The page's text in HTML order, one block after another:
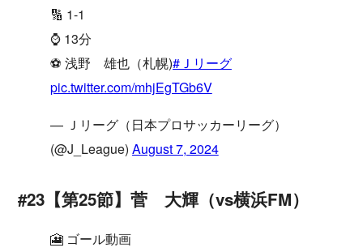
🔢 1-1
⌚️ 13分
⚽️ 浅野 雄也（札幌)#Ｊリーグ
pic.twitter.com/mhjEgTGb6V
— Ｊリーグ（日本プロサッカーリーグ）
(@J_League) August 7, 2024
#23【第25節】菅 大輝（vs横浜FM）
🎦 ゴール動画